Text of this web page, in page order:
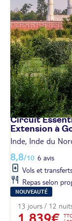
Circuit
Extension à
Inde, Inde du
8,8/10 6 avis
Vols et
Repas selon
NOUVEAUTÉ
13 jours / 12
TTC